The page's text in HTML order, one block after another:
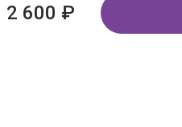
2 600 ₽